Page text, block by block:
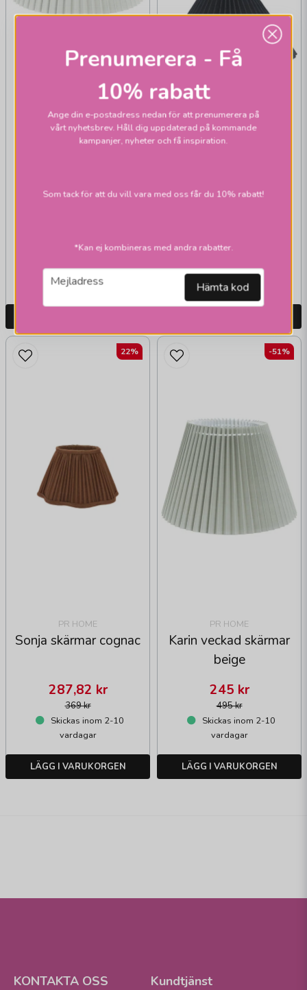
Karin veckad skärmar
245 kr
Skickas inom 2-10
vardagar
Astrid veckad
Skickas inom 2-10
vardagar
PR HOME
Sonja skärmar cognac
369 kr
287,82 kr
Skickas inom 2-10
vardagar
LÄGG I VARUKORGEN
22%
PR HOME
Karin veckad skärmar
beige
495 kr
245 kr
Skickas inom 2-10
vardagar
LÄGG I VARUKORGEN
-51%
Prenumerera - Få
10% rabatt
Ange din e-postadress nedan för att prenumerera på
vårt nyhetsbrev. Håll dig uppdaterad på kommande
kampanjer, nyheter och få inspiration.
Som tack för att du vill vara med oss får du 10% rabatt!
*Kan ej kombineras med andra rabatter.
email
Mejladress Hämta kod
KONTAKTA OSS Kundtjänst